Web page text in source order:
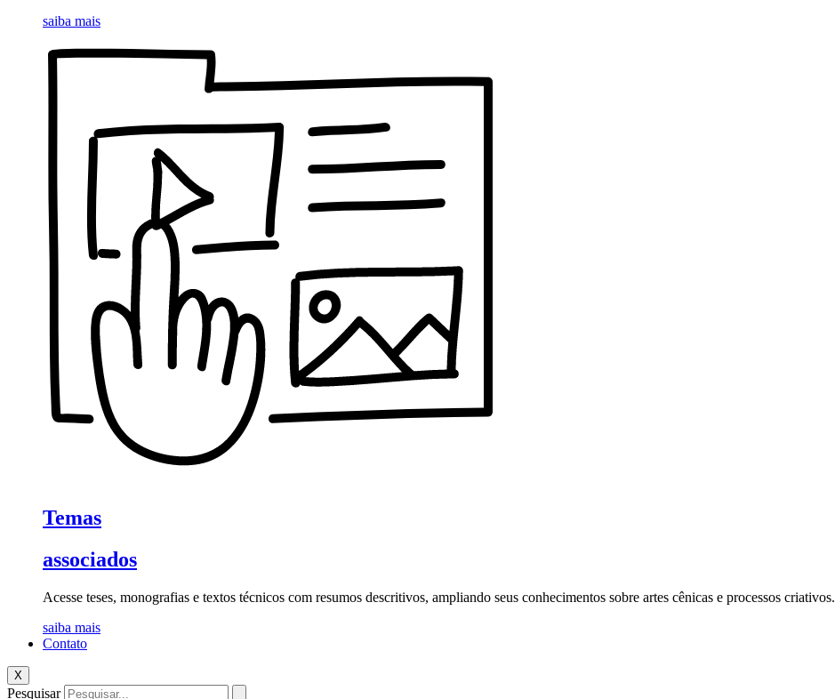
saiba mais
Temas
associados
Acesse teses, monografias e textos técnicos com resumos descritivos, ampliando seus conhecimentos sobre artes cênicas e processos criativos.
saiba mais
Contato
X
Pesquisar